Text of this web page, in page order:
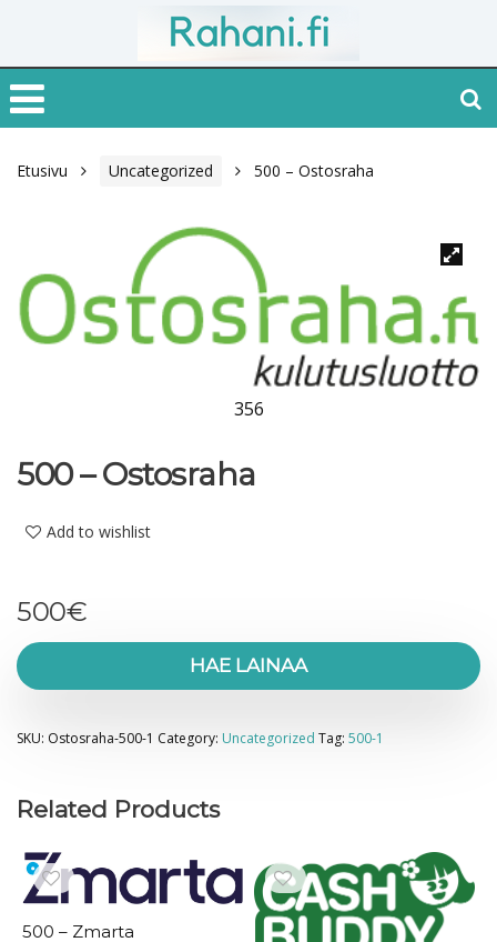
Etusivu Uncategorized 500 – Ostosraha
356
500 – Ostosraha
Add to wishlist
500€
HAE LAINAA
SKU: Ostosraha-500-1 Category: Uncategorized Tag: 500-1
Related Products
500 – Zmarta